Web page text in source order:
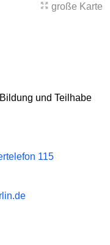
große Karte
und Teilhabe
115